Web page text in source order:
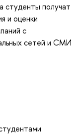
студенты получат
и оценки
с
сетей и СМИ